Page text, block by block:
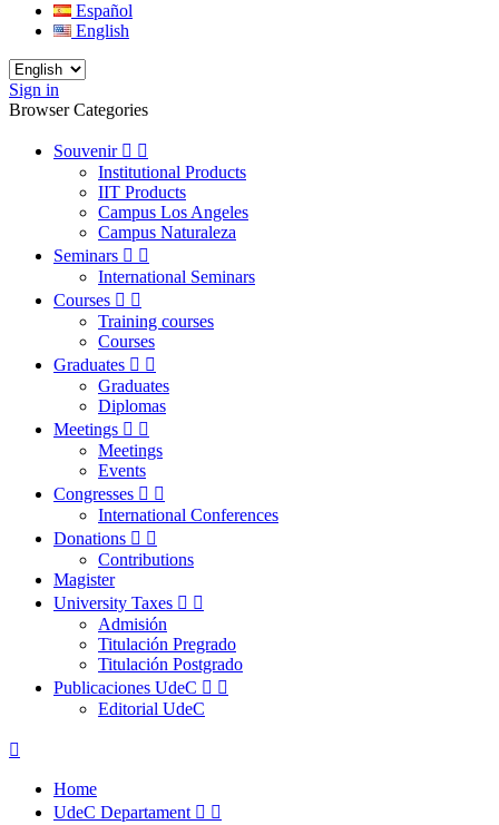
Español
English
Sign in
Browser Categories
Souvenir  
Institutional Products
IIT Products
Campus Los Angeles
Campus Naturaleza
Seminars  
International Seminars
Courses  
Training courses
Courses
Graduates  
Graduates
Diplomas
Meetings  
Meetings
Events
Congresses  
International Conferences
Donations  
Contributions
Magister
University Taxes  
Admisión
Titulación Pregrado
Titulación Postgrado
Publicaciones UdeC  
Editorial UdeC

Home
UdeC Departament  